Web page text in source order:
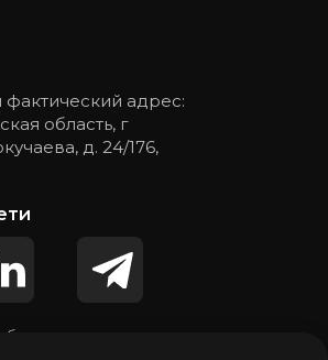
адрес:
область, г
д. 24/176,
компьютерного